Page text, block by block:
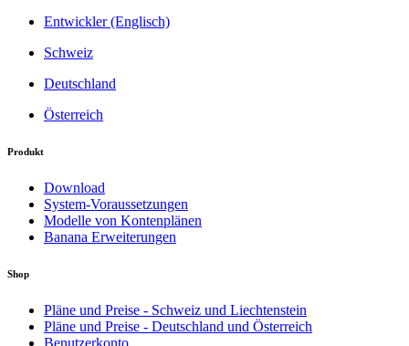
Entwickler (Englisch)
Schweiz
Deutschland
Österreich
Produkt
Download
System-Voraussetzungen
Modelle von Kontenplänen
Banana Erweiterungen
Shop
Pläne und Preise - Schweiz und Liechtenstein
Pläne und Preise - Deutschland und Österreich
Benutzerkonto